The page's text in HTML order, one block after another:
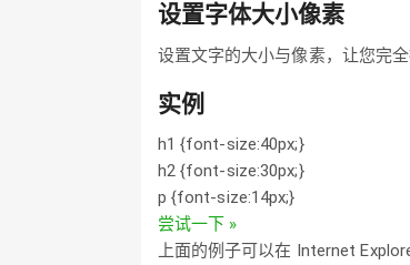
设置字体大小像素
设置文字的大小与像素，让您完全
实例
h1 {font-size:40px;}
h2 {font-size:30px;}
p {font-size:14px;}
尝试一下 »
上面的例子可以在 Internet